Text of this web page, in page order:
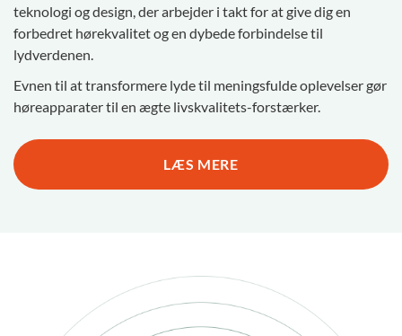
teknologi og design, der arbejder i takt for at give dig en
forbedret hørekvalitet og en dybede forbindelse til
lydverdenen.
Evnen til at transformere lyde til meningsfulde oplevelser gør
høreapparater til en ægte livskvalitets-forstærker.
LÆS MERE